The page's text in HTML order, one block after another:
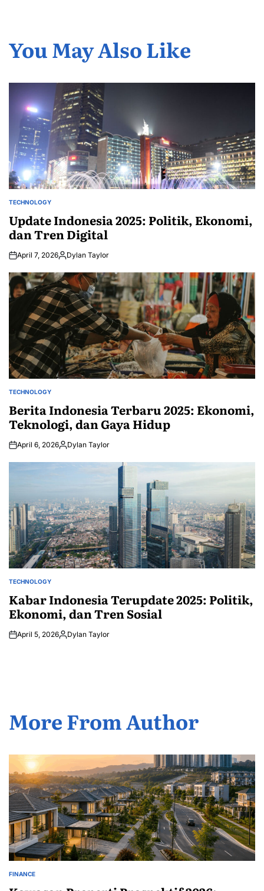
You May Also Like
POSTED
TECHNOLOGY
Update Indonesia 2025: Politik, Ekonomi,
dan Tren Digital
April 7, 2026Posted
Dylan Taylor
POSTED
TECHNOLOGY
Berita Indonesia Terbaru 2025: Ekonomi,
Teknologi, dan Gaya Hidup
April 6, 2026Posted
Dylan Taylor
POSTED
TECHNOLOGY
Kabar Indonesia Terupdate 2025: Politik,
Ekonomi, dan Tren Sosial
April 5, 2026Posted
Dylan Taylor
More From Author
POSTED
FINANCE